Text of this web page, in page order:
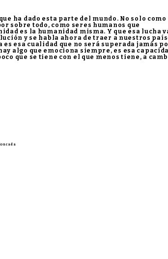
ha dado esta parte del mundo. No solo como
sobre todo, como seres humanos que
es la humanidad misma. Y que esa lucha
y se habla ahora de traer a nuestros
esa cualidad que no será superada jamás
algo que emociona siempre, es esa
que se tiene con el que menos tiene, a